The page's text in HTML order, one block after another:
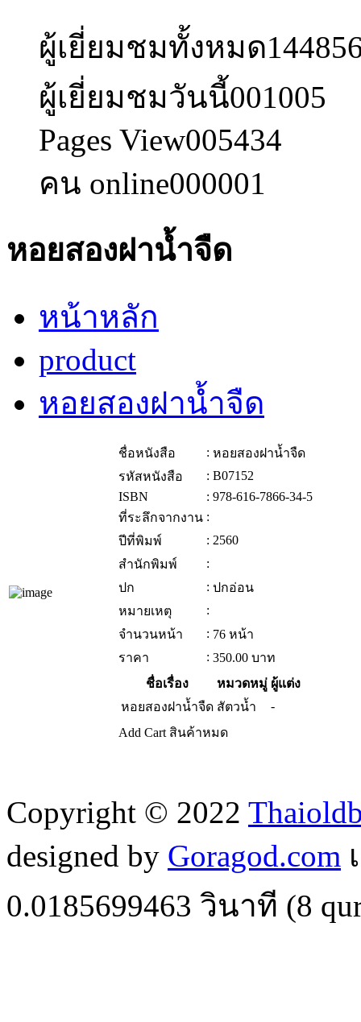
ผู้เยี่ยมชมทั้งหมด
ผู้เยี่ยมชมวันนี้001005
Pages View005434
คน online000001
หอยสองฝาน้ำจืด
หน้าหลัก
product
หอยสองฝาน้ำจืด
ชื่อหนังสือ : หอยสองฝาน้ำจืด
รหัสหนังสือ
: B07152
ISBN
: 978-616-7866-34-5
ที่ระลึกจากงาน :
ปีที่พิมพ์
: 2560
สำนักพิมพ์
:
ปก
: ปกอ่อน
หมายเหตุ
:
จำนวนหน้า
: 76 หน้า
ราคา
: 350.00 บาท
ชื่อเรื่อง
หมวดหมู่ ผู้แต่ง
หอยสองฝาน้ำจืด สัตวน้ำ
-
Add Cart สินค้าหมด
Copyright © 2022
designed by Goragod.com
0.0185699463 วินาที (8